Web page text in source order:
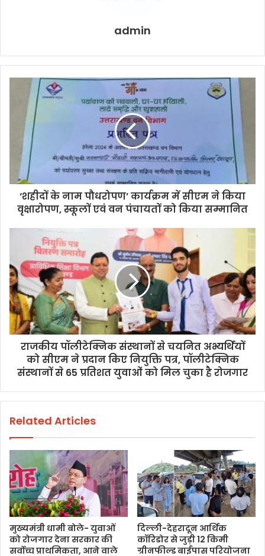
admin
‘शहीदों के नाम पौधरोपण’ कार्यक्रम में सीएम ने किया
वृक्षारोपण, स्कूलों एवं वन पंचायतों को किया सम्मानित
राजकीय पॉलीटेक्निक संस्थानों से चयनित अभ्यर्थियों
को सीएम ने प्रदान किए नियुक्ति पत्र, पॉलीटेक्निक
संस्थानों से 65 प्रतिशत युवाओं को मिल चुका है रोजगार
Related Articles
मुख्यमंत्री धामी बोले- युवाओं
को रोजगार देना सरकार की
सर्वोच्च प्राथमिकता, आने वाले
दिल्ली-देहरादून आर्थिक
कॉरिडोर से जुड़ी 12 किमी
ग्रीनफील्ड बाईपास परियोजना